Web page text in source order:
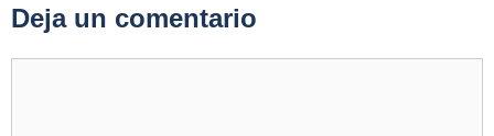
Deja un comentario